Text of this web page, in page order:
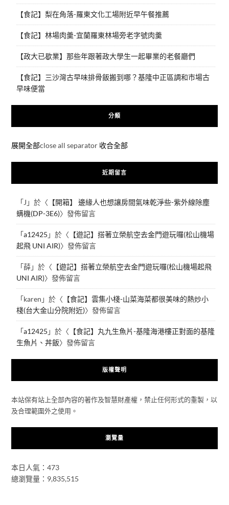
【食記】梨在角落-羅東文化工場附近早午餐推薦
【食記】林場肉羹-宜蘭羅東林場旁老字號肉羹
【政大已歇業】那些年跟著政大學生一起畢業的老餐廳們
【食記】三沙灣古早味排骨飯搬到哪？基隆中正區調和市場古
早味便當
分類
展開全部close all separator 收合全部
近期留言
「J 」於〈 【開箱】 邊緣人也想讓房間氣味乾淨些-紫外線除塵
螨機(DP-3E6)〉發佈留言
「a12425 」於〈 【遊記】搭著立榮航空去金門遊玩囉(松山機場
起飛 UNI AIR)〉發佈留言
「薛」於〈 【遊記】搭著立榮航空去金門遊玩囉(松山機場起飛
UNI AIR)〉發佈留言
「karen 」於〈 【食記】雲集小棧-山菜海菜都很美味的熱炒小
棧(台大金山分院附近)〉發佈留言
「a12425 」於〈 【食記】丸九生魚片-基隆海港樓正對面的基隆
生魚片、丼飯〉發佈留言
版權聲明
本站保有站上全部內容的著作及智慧財產權，禁止任何形式的重製，以
及合理範圍外之使用。
瀏覽量
本日人氣：473
總瀏覽量：9,835,515